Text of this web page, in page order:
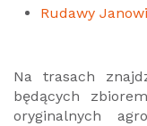
Rudawy
Na trasach
będących
oryginalnych